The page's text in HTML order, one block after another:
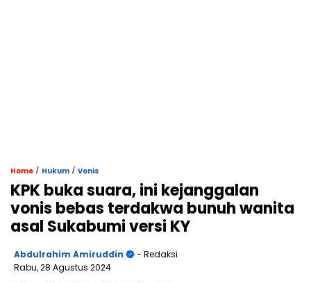
Home / Hukum / Vonis
KPK buka suara, ini kejanggalan
vonis bebas terdakwa bunuh wanita
asal Sukabumi versi KY
Abdulrahim Amiruddin
- Redaksi
Rabu, 28 Agustus 2024